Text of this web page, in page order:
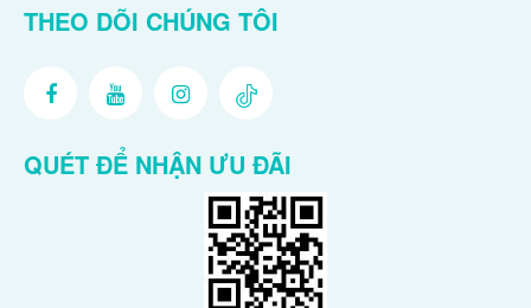
THEO DÕI CHÚNG TÔI
QUÉT ĐỂ NHẬN ƯU ĐÃI